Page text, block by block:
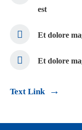
est
Et dolore
Et dolore
Text Link